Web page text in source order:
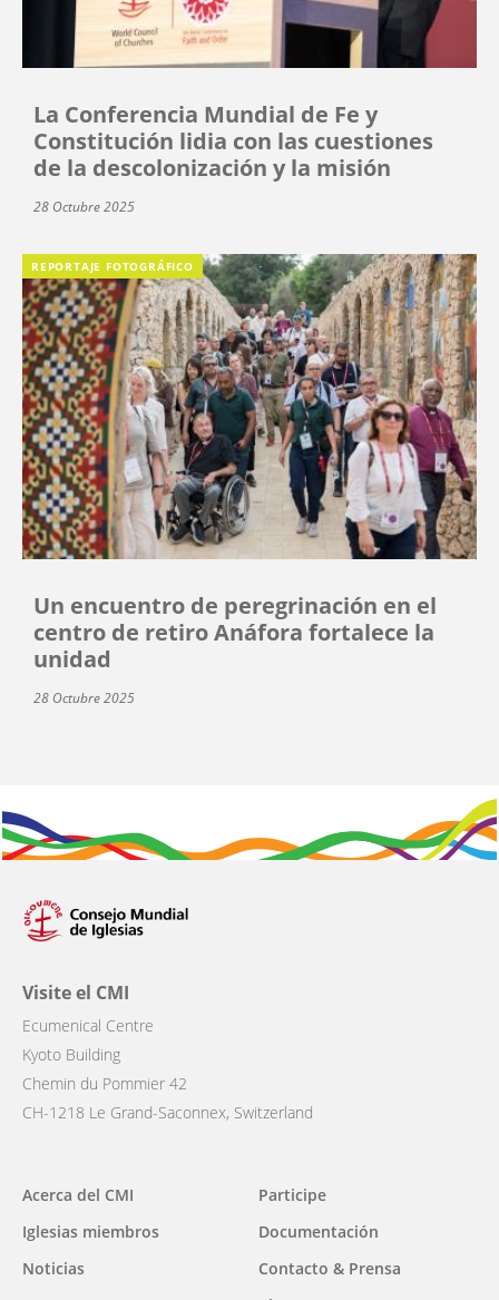
La Conferencia Mundial de Fe y
Constitución lidia con las cuestiones
de la descolonización y la misión
28 Octubre 2025
REPORTAJE FOTOGRÁFICO
Un encuentro de peregrinación en el
centro de retiro Anáfora fortalece la
unidad
28 Octubre 2025
Visite el CMI
Ecumenical Centre
Kyoto Building
Chemin du Pommier 42
CH-1218 Le Grand-Saconnex, Switzerland
Main
navigation
Acerca del CMI
Iglesias miembros
Noticias
Participe
Documentación
Contacto & Prensa